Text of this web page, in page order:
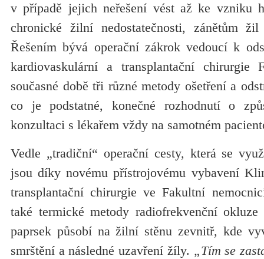
v případě jejich neřešení vést až ke vzniku
chronické žilní nedostatečnosti, zánětům
Řešením bývá operační zákrok vedoucí k
kardiovaskulární a transplantační
současné době tři různé metody ošetření a
co je podstatné, konečné rozhodnutí o
konzultaci s lékařem vždy na samotném
Vedle „tradiční“ operační cesty, která se
jsou díky novému přístrojovému vybavení
transplantační chirurgie ve Fakultní
také termické metody radiofrekvenční
paprsek působí na žilní stěnu zevnitř, kde
smrštění a následné uzavření žíly. „Tím se